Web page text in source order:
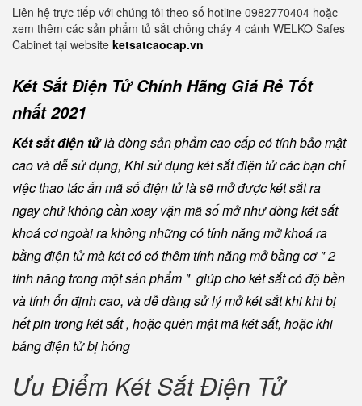
Liên hệ trực tiếp với chúng tôi theo số hotline 0982770404 hoặc
xem thêm các sản phẩm tủ sắt chống cháy 4 cánh WELKO Safes
Cabinet tại website ketsatcaocap.vn
Két Sắt Điện Tử Chính Hãng Giá Rẻ Tốt
nhất 2021
Két sắt điện tửlà dòng sản phẩm cao cấp có tính bảo mật
cao và dễ sử dụng, Khi sử dụng két sắt điện tử các bạn chỉ
việc thao tác ấn mã số điện tử là sẽ mở được két sắt ra
ngay chứ không cần xoay vặn mã số mở như dòng két sắt
khoá cơ ngoài ra không những có tính năng mở khoá ra
bằng điện tử mà két có có thêm tính năng mở bằng cơ " 2
tính năng trong một sản phẩm " giúp cho két sắt có độ bền
và tính ổn định cao, và dễ dàng sử lý mở két sắt khi khi bị
hết pin trong két sắt , hoặc quên mật mã két sắt, hoặc khi
bảng điện tử bị hỏng
Ưu Điểm Két Sắt Điện Tử